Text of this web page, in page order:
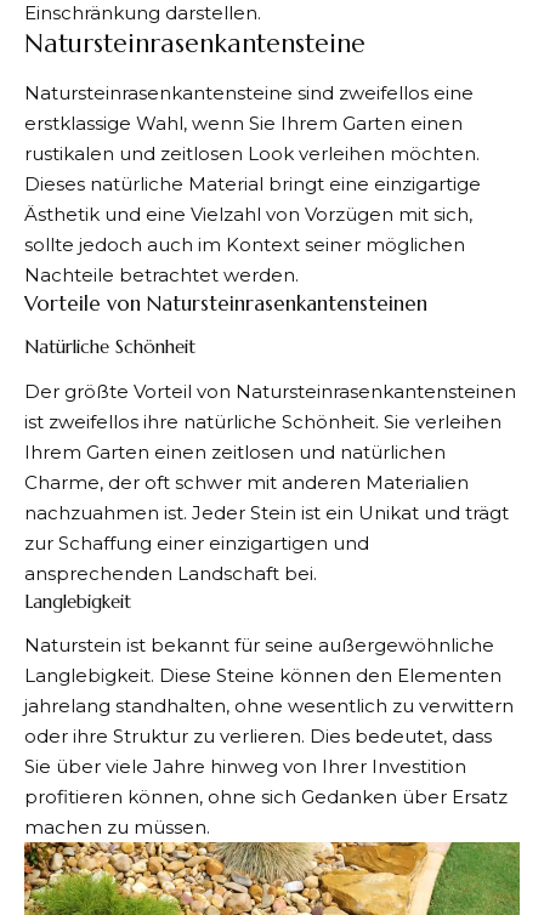
Einschränkung darstellen.
Natursteinrasenkantensteine
Natursteinrasenkantensteine sind zweifellos eine
erstklassige Wahl, wenn Sie Ihrem Garten einen
rustikalen und zeitlosen Look verleihen möchten.
Dieses natürliche Material bringt eine einzigartige
Ästhetik und eine Vielzahl von Vorzügen mit sich,
sollte jedoch auch im Kontext seiner möglichen
Nachteile betrachtet werden.
Vorteile von Natursteinrasenkantensteinen
Natürliche Schönheit
Der größte Vorteil von Natursteinrasenkantensteinen
ist zweifellos ihre natürliche Schönheit. Sie verleihen
Ihrem Garten einen zeitlosen und natürlichen
Charme, der oft schwer mit anderen Materialien
nachzuahmen ist. Jeder Stein ist ein Unikat und trägt
zur Schaffung einer einzigartigen und
ansprechenden Landschaft bei.
Langlebigkeit
Naturstein ist bekannt für seine außergewöhnliche
Langlebigkeit. Diese Steine können den Elementen
jahrelang standhalten, ohne wesentlich zu verwittern
oder ihre Struktur zu verlieren. Dies bedeutet, dass
Sie über viele Jahre hinweg von Ihrer Investition
profitieren können, ohne sich Gedanken über Ersatz
machen zu müssen.